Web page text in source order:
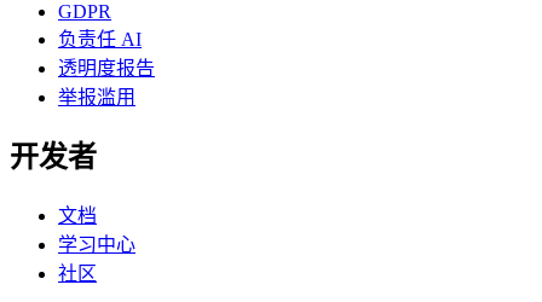
GDPR
负责任 AI
透明度报告
举报滥用
开发者
文档
学习中心
社区